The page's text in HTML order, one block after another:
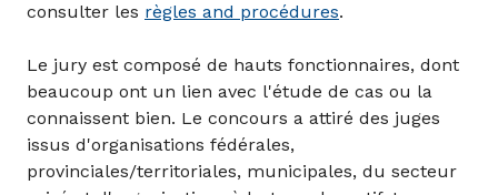
consulter les règles and procédures.
Le jury est composé de hauts fonctionnaires, dont
beaucoup ont un lien avec l'étude de cas ou la
connaissent bien. Le concours a attiré des juges
issus d'organisations fédérales,
provinciales/territoriales, municipales, du secteur